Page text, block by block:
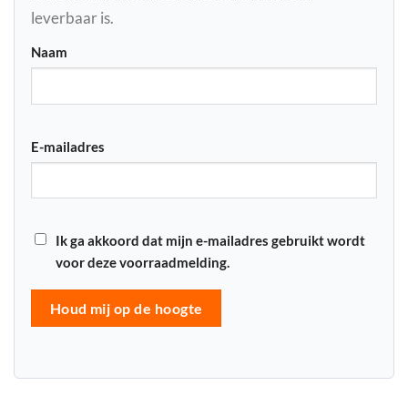
leverbaar is.
Naam
E-mailadres
Ik ga akkoord dat mijn e-mailadres gebruikt wordt
voor deze voorraadmelding.
Houd mij op de hoogte